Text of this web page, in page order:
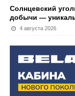
Солнцевский
добычи —
4 августа 2026